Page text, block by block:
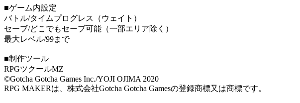
■ゲーム内設定
バトル/タイムプログレス（ウェイト）
セーブ/どこでもセーブ可能（一部エリア除く）
最大レベル/99まで
■制作ツール
RPGツクールMZ
©Gotcha Gotcha Games Inc./YOJI OJIMA 2020
RPG MAKERは、株式会社Gotcha Gotcha Gamesの登録商標又は商標です。